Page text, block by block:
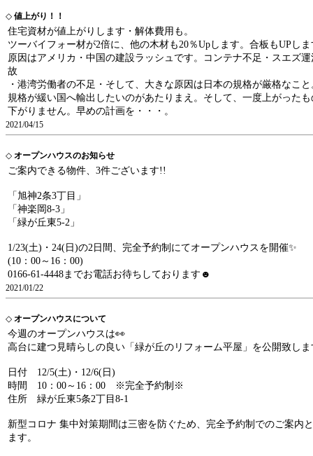
◇ 値上がり！！
住宅資材が値上がりします・解体費用も。
ツーバイフォー材が2倍に、他の木材も20％Upします。合板もUPし
原因はアメリカ・中国の建設ラッシュです。コンテナ不足・スエズ
故
・港湾労働者の不足・そして、大きな原因は日本の規格が厳格なこと
規格が緩い国へ輸出したいのがあたりまえ。そして、一度上がったも
下がりません。早めの計画を・・・。
2021/04/15
◇ オープンハウスのお知らせ
ご案内できる物件、3件ございます!!
「旭神2条3丁目」
「神楽岡8-3」
「緑が丘東5-2」
1/23(土)・24(日)の2日間、完全予約制にてオープンハウスを開催✨
(10：00～16：00)
0166-61-4448までお電話お待ちしております☻
2021/01/22
◇ オープンハウスについて
今週のオープンハウスは👀
高台に建つ見晴らしの良い「緑が丘のリフォーム平屋」を公開致しま
日付 12/5(土)・12/6(日)
時間 10：00～16：00 ※完全予約制※
住所 緑が丘東5条2丁目8-1
新型コロナ 集中対策期間は三密を防ぐため、完全予約制でのご案内
ます。